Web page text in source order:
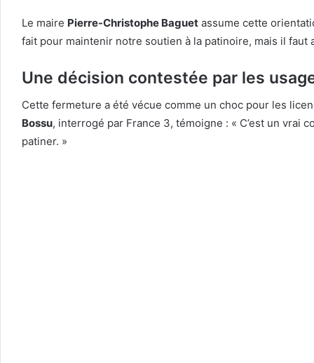
Le maire Pierre-Christophe Baguet assume cette
fait pour maintenir notre soutien à la patinoire, mais il faut
Une décision contestée par les
Cette fermeture a été vécue comme un choc pour les
Bossu, interrogé par France 3, témoigne : « C’est un vrai
patiner. »